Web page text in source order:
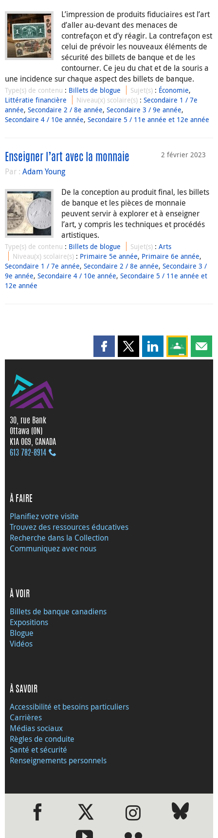
L’impression de produits fiduciaires est l’art
d’aller au-devant des menaces de
contrefaçon et d’y réagir. La contrefaçon est
celui de prévoir les nouveaux éléments de
sécurité des billets de banque et de les
contourner. Ce jeu du chat et de la souris a
une incidence sur chaque aspect des billets de banque.
Type(s) de contenu : Billets de blogue Sujet(s) : Économie,
Littératie financière
Niveau(x) scolaire(s) :Secondaire 1 / 7e
année, Secondaire 2 / 8e année, Secondaire 3 / 9e année,
Secondaire 4 / 10e année, Secondaire 5 / 11e année et 12e année
2 février 2023
Enseigner l’art avec la monnaie
Par : Adam Young
De la conception au produit final, les billets
de banque et les pièces de monnaie
peuvent servir à explorer et à enseigner
l’art, y compris les techniques et procédés
artistiques.
Type(s) de contenu : Billets de blogue Sujet(s) :Arts
Niveau(x) scolaire(s) : Primaire 5e année, Primaire 6e année,
Secondaire 1 / 7e année, Secondaire 2 / 8e année, Secondaire 3 /
9e année, Secondaire 4 / 10e année, Secondaire 5 / 11e année et
12e année
Partager cette page sur
Partager cette page sur X
Partager cette
Partagez
30, rue Bank
Ottawa (ON)
K1A 0G9, CANADA
613 782‑8914
À FAIRE
Planifiez votre visite
Trouvez des ressources éducatives
Recherche dans la Collection
Communiquez avec nous
À VOIR
Billets de banque canadiens
Expositions
Blogue
Vidéos
À SAVOIR
Accessibilité et besoins particuliers
Carrières
Médias sociaux
Règles de conduite
Santé et sécurité
Renseignements personnels
●●